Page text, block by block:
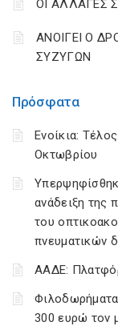
Πρόσφατα
Ενοίκια:
Οκτωβρίου
ανάδειξη της
του
πνευματικών
ΑΑΔΕ:
300 ευρώ τον
ΟΙ ΑΛΛΑΓΕΣ
ΑΝΟΙΓΕΙ Ο
ΣΥΖΥΓΩΝ